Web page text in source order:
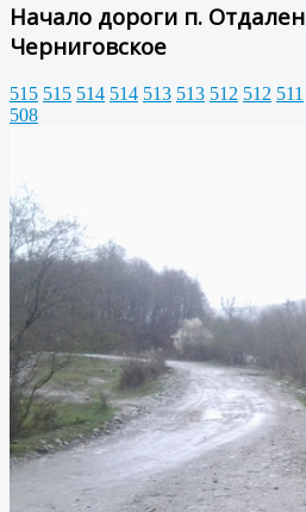
Начало дороги п.
Черниговское
515 515 514 514 513 513 512 512 511
508